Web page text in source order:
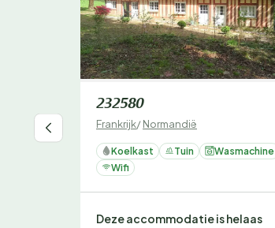
232580
Frankrijk/Normandië
Koelkast Tuin
Wasmachine
Wifi
Deze accommodatie is helaas